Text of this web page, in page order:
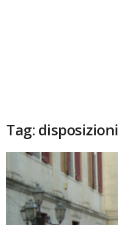
Tag: disposizioni